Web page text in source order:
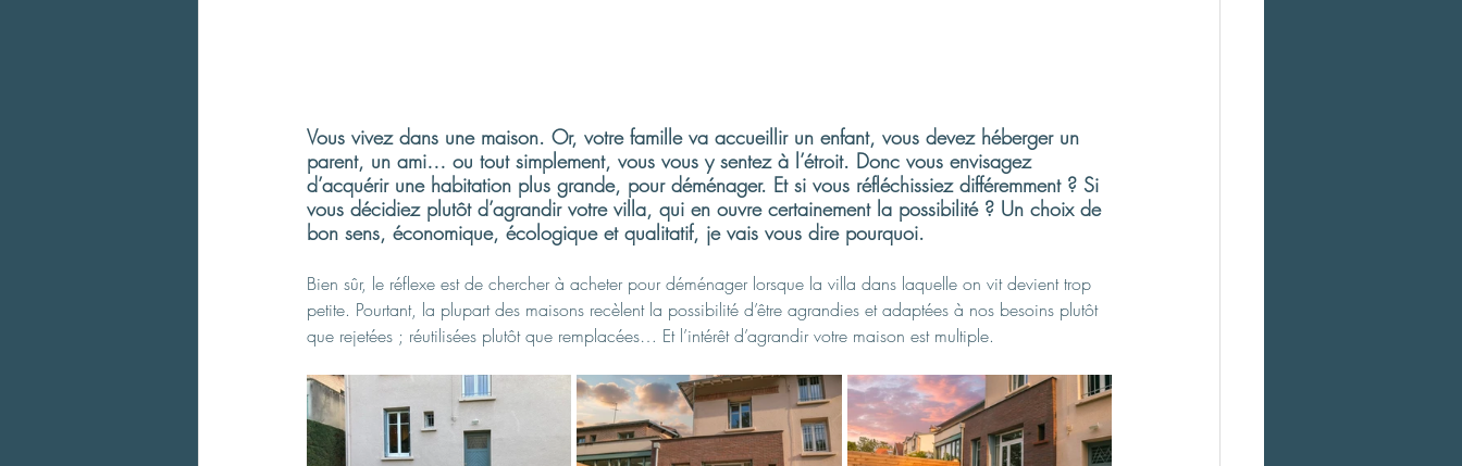
Vous vivez dans une maison. Or, votre famille va accueillir un enfant, vous devez héberger un
parent, un ami… ou tout simplement, vous vous y sentez à l’étroit. Donc vous envisagez
d’acquérir une habitation plus grande, pour déménager. Et si vous réfléchissiez différemment ? Si
vous décidiez plutôt d’agrandir votre villa, qui en ouvre certainement la possibilité ? Un choix de
bon sens, économique, écologique et qualitatif, je vais vous dire pourquoi.
Bien sûr, le réflexe est de chercher à acheter pour déménager lorsque la villa dans laquelle on vit devient trop
petite. Pourtant, la plupart des maisons recèlent la possibilité d’être agrandies et adaptées à nos besoins plutôt
que rejetées ; réutilisées plutôt que remplacées… Et l’intérêt d’agrandir votre maison est multiple.